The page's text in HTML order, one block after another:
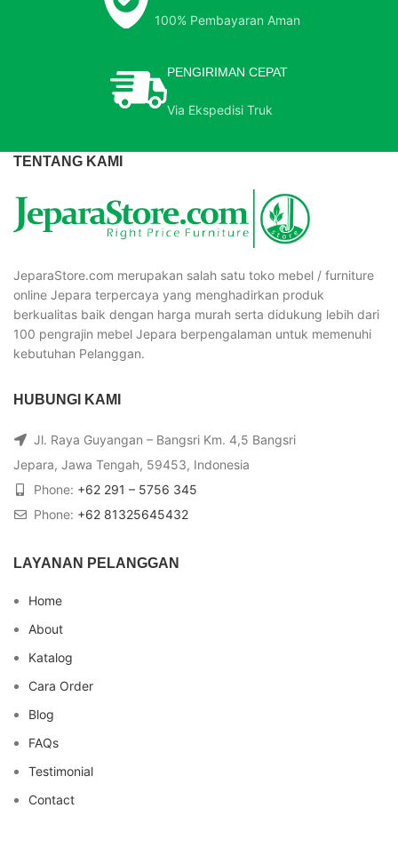
100% Pembayaran Aman
PENGIRIMAN CEPAT
Via Ekspedisi Truk
TENTANG KAMI
JeparaStore.com merupakan salah satu toko mebel / furniture
online Jepara terpercaya yang menghadirkan produk
berkualitas baik dengan harga murah serta didukung lebih dari
100 pengrajin mebel Jepara berpengalaman untuk memenuhi
kebutuhan Pelanggan.
HUBUNGI KAMI
Jl. Raya Guyangan – Bangsri Km. 4,5 Bangsri
Jepara, Jawa Tengah, 59453, Indonesia
Phone: +62 291 – 5756 345
Phone: +62 81325645432
LAYANAN PELANGGAN
Home
About
Katalog
Cara Order
Blog
FAQs
Testimonial
Contact